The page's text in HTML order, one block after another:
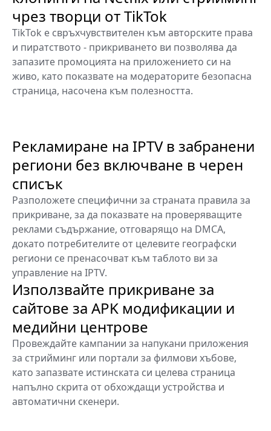
чрез творци от TikTok
TikTok е свръхчувствителен към авторските права
и пиратството - прикриването ви позволява да
запазите промоцията на приложението си на
живо, като показвате на модераторите безопасна
страница, насочена към полезността.
Рекламиране на IPTV в забранени
региони без включване в черен
списък
Разположете специфични за страната правила за
прикриване, за да показвате на проверяващите
реклами съдържание, отговарящо на DMCA,
докато потребителите от целевите географски
региони се пренасочват към таблото ви за
управление на IPTV.
Използвайте прикриване за
сайтове за APK модификации и
медийни центрове
Провеждайте кампании за напукани приложения
за стрийминг или портали за филмови хъбове,
като запазвате истинската си целева страница
напълно скрита от обхождащи устройства и
автоматични скенери.